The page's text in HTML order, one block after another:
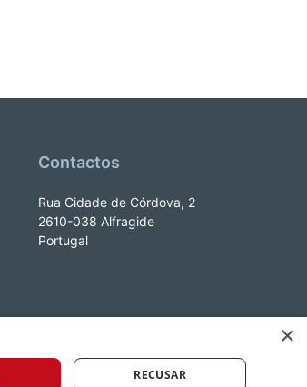
Contactos
Rua Cidade de Córdova, 2
2610-038 Alfragide
Portugal
×
RECUSAR